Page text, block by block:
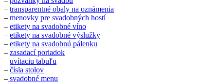
– transparentné obaly na oznámenia
– menovky pre svadobných hostí
– etikety na svadobné víno
– etikety na svadobné výslužky
– etikety na svadobnú pálenku
– zasadací poriadok
– uvítaciu tabuľu
– čísla stolov
– svadobné menu